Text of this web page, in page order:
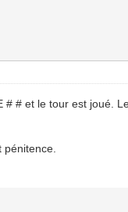
# et le tour est joué.